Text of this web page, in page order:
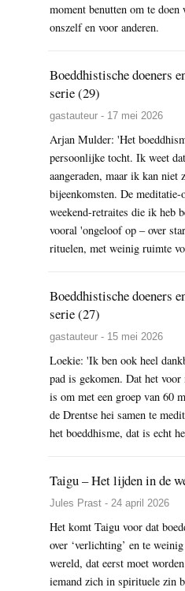
moment benutten om te doen
onszelf en voor anderen.
Boeddhistische doeners
serie (29)
gastauteur - 17 mei 2026
Arjan Mulder: 'Het
persoonlijke tocht. Ik weet
aangeraden, maar ik kan niet
bijeenkomsten. De meditatie-
weekend-retraites die ik heb
vooral 'ongeloof op – over
rituelen, met weinig ruimte
Boeddhistische doeners
serie (27)
gastauteur - 15 mei 2026
Loekie: 'Ik ben ook heel
pad is gekomen. Dat het
is om met een groep van 60
de Drentse hei samen te
het boeddhisme, dat is echt
Taigu – Het lijden in de
Jules Prast - 24 april 2026
Het komt Taigu voor dat
over ‘verlichting’ en te
wereld, dat eerst moet
iemand zich in spirituele zin